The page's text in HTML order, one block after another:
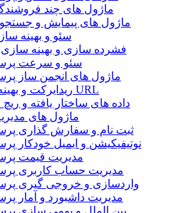
ماژول های چند
ماژول های پیمایش و
سئو و بهینه
فشرده سازی و بهینه سازی
سئو و سرعت
ماژول های انجمن ساز
ریدایرکت و بهینه سازی URL
داده های ساختار یافته و
ماژول های
ثبت نام و سفارش گذاری
نوتیفیکیشن و ایمیل خودکار
مدیریت قیمت
مدیریت حساب کاربری
واردسازی و خروجی گیری
مدیریت داشبورد و آمار
بین الملل و بومی سازی